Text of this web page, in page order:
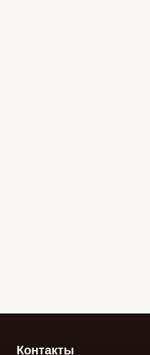
Контакты